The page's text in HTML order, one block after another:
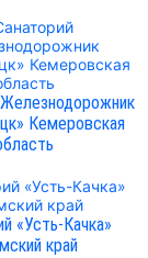
Кемеровская
«Усть-Качка»
край